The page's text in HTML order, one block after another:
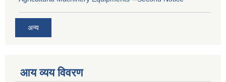
अन्य
आय व्यय विवरण